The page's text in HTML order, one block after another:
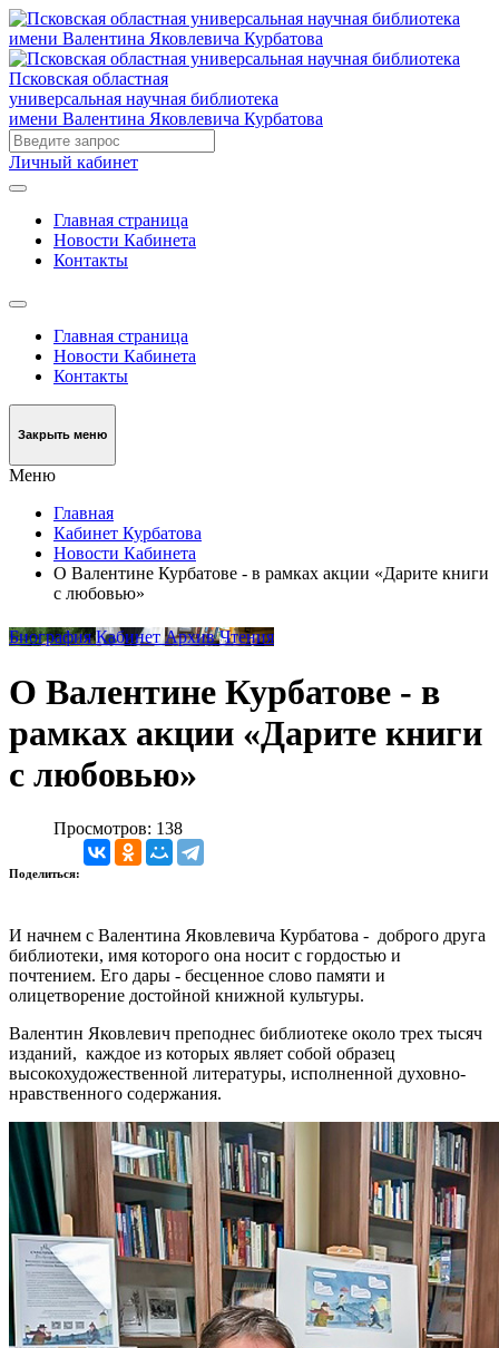
Псковская областная
универсальная научная библиотека
имени Валентина Яковлевича Курбатова
Личный кабинет
Главная страница
Новости Кабинета
Контакты
Главная страница
Новости Кабинета
Контакты
Закрыть меню
Меню
Главная
Кабинет Курбатова
Новости Кабинета
О Валентине Курбатове - в рамках акции «Дарите книги
с любовью»
БиографияКабинетАрхивЧтения
О Валентине Курбатове - в
рамках акции «Дарите книги
с любовью»
Просмотров: 138
Поделиться:
И начнем с Валентина Яковлевича Курбатова - доброго друга
библиотеки, имя которого она носит с гордостью и
почтением. Его дары - бесценное слово памяти и
олицетворение достойной книжной культуры.
Валентин Яковлевич преподнес библиотеке около трех тысяч
изданий, каждое из которых являет собой образец
высокохудожественной литературы, исполненной духовно-
нравственного содержания.